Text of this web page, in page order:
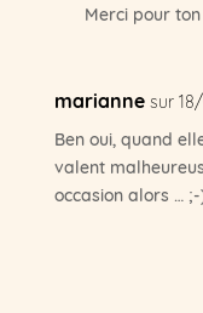
Merci pour
marianne sur
Ben oui, quand
valent
occasion alors …